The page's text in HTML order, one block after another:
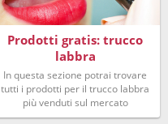
Prodotti gratis: trucco
labbra
In questa sezione potrai trovare
tutti i prodotti per il trucco labbra
più venduti sul mercato